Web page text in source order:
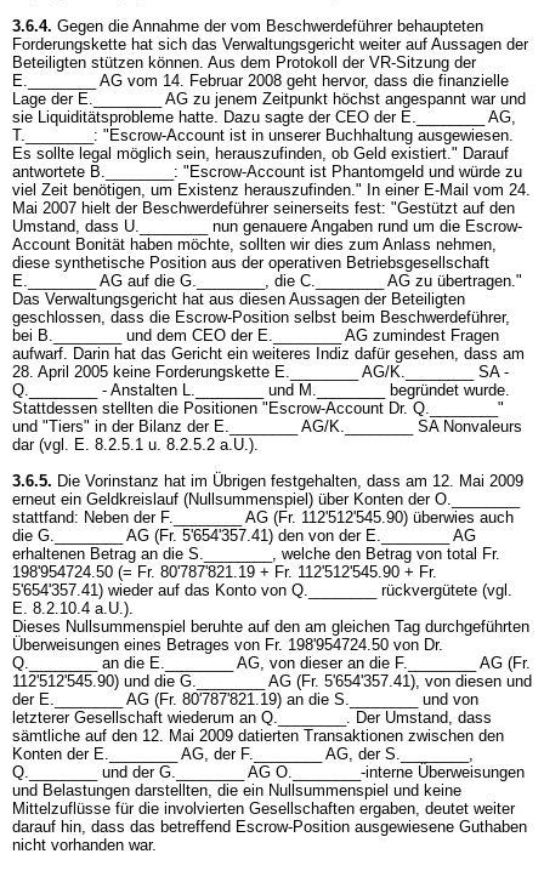
3.6.4. Gegen die Annahme der vom Beschwerdeführer behaupteten
Forderungskette hat sich das Verwaltungsgericht weiter auf Aussagen der
Beteiligten stützen können. Aus dem Protokoll der VR-Sitzung der
E.________ AG vom 14. Februar 2008 geht hervor, dass die finanzielle
Lage der E.________ AG zu jenem Zeitpunkt höchst angespannt war und
sie Liquiditätsprobleme hatte. Dazu sagte der CEO der E.________ AG,
T.________: "Escrow-Account ist in unserer Buchhaltung ausgewiesen.
Es sollte legal möglich sein, herauszufinden, ob Geld existiert." Darauf
antwortete B.________: "Escrow-Account ist Phantomgeld und würde zu
viel Zeit benötigen, um Existenz herauszufinden." In einer E-Mail vom 24.
Mai 2007 hielt der Beschwerdeführer seinerseits fest: "Gestützt auf den
Umstand, dass U.________ nun genauere Angaben rund um die Escrow-
Account Bonität haben möchte, sollten wir dies zum Anlass nehmen,
diese synthetische Position aus der operativen Betriebsgesellschaft
E.________ AG auf die G.________, die C.________ AG zu übertragen."
Das Verwaltungsgericht hat aus diesen Aussagen der Beteiligten
geschlossen, dass die Escrow-Position selbst beim Beschwerdeführer,
bei B.________ und dem CEO der E.________ AG zumindest Fragen
aufwarf. Darin hat das Gericht ein weiteres Indiz dafür gesehen, dass am
28. April 2005 keine Forderungskette E.________ AG/K.________ SA -
Q.________ - Anstalten L.________ und M.________ begründet wurde.
Stattdessen stellten die Positionen "Escrow-Account Dr. Q.________"
und "Tiers" in der Bilanz der E.________ AG/K.________ SA Nonvaleurs
dar (vgl. E. 8.2.5.1 u. 8.2.5.2 a.U.).
3.6.5. Die Vorinstanz hat im Übrigen festgehalten, dass am 12. Mai 2009
erneut ein Geldkreislauf (Nullsummenspiel) über Konten der O.________
stattfand: Neben der F.________ AG (Fr. 112'512'545.90) überwies auch
die G.________ AG (Fr. 5'654'357.41) den von der E.________ AG
erhaltenen Betrag an die S.________, welche den Betrag von total Fr.
198'954724.50 (= Fr. 80'787'821.19 + Fr. 112'512'545.90 + Fr.
5'654'357.41) wieder auf das Konto von Q.________ rückvergütete (vgl.
E. 8.2.10.4 a.U.).
Dieses Nullsummenspiel beruhte auf den am gleichen Tag durchgeführten
Überweisungen eines Betrages von Fr. 198'954724.50 von Dr.
Q.________ an die E.________ AG, von dieser an die F.________ AG (Fr.
112'512'545.90) und die G.________ AG (Fr. 5'654'357.41), von diesen und
der E.________ AG (Fr. 80'787'821.19) an die S.________ und von
letzterer Gesellschaft wiederum an Q.________. Der Umstand, dass
sämtliche auf den 12. Mai 2009 datierten Transaktionen zwischen den
Konten der E.________ AG, der F.________ AG, der S.________,
Q.________ und der G.________ AG O.________-interne Überweisungen
und Belastungen darstellten, die ein Nullsummenspiel und keine
Mittelzuflüsse für die involvierten Gesellschaften ergaben, deutet weiter
darauf hin, dass das betreffend Escrow-Position ausgewiesene Guthaben
nicht vorhanden war.